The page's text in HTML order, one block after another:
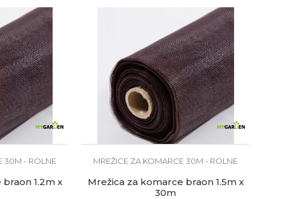
30M - ROLNE
1.2m x
MREŽICE ZA KOMARCE 30M - ROLNE
Mrežica za komarce braon 1.5m x
30m